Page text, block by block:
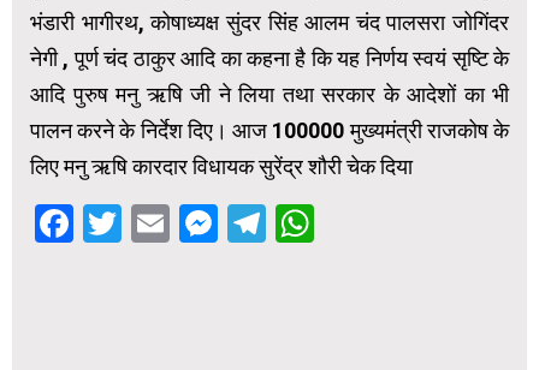
भंडारी भागीरथ, कोषाध्यक्ष सुंदर सिंह आलम चंद पालसरा जोगिंदर
नेगी , पूर्ण चंद ठाकुर आदि का कहना है कि यह निर्णय स्वयं सृष्टि के
आदि पुरुष मनु ऋषि जी ने लिया तथा सरकार के आदेशों का भी
पालन करने के निर्देश दिए। आज ₹100000 मुख्यमंत्री राजकोष के
लिए मनु ऋषि कारदार विधायक सुरेंद्र शौरी चेक दिया
Facebook
Twitter
EmailMessenger
Telegram